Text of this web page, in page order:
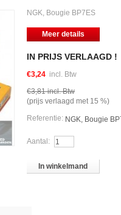
NGK, Bougie BP7ES
Meer details
IN PRIJS VERLAAGD !
€3,24 incl. Btw
€3,81incl. Btw
(prijs verlaagd met 15 %)
Referentie: NGK, Bougie
Aantal:
In winkelmand